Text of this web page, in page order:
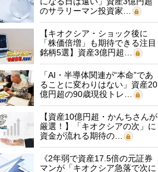
のサラリーマン投資家…
【キオクシア・ショック後に
「株価倍増」も期待できる注目
銘柄5選】資産3億円超…
「AI・半導体関連が“本命”であ
ることに変わりはない」資産20
億円超の90歳現役トレ…
【資産10億円超・かんちさんが
厳選！】「キオクシアの次」に
資金が流れる期待の…
《2年弱で資産17.5倍の元証券
マンが「キオクシア急落で次に